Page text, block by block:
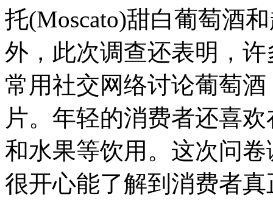
托(Moscato)甜白葡萄酒
外，此次调查还表明，
常用社交网络讨论葡萄
片。年轻的消费者还喜
和水果等饮用。这次问
很开心能了解到消费者